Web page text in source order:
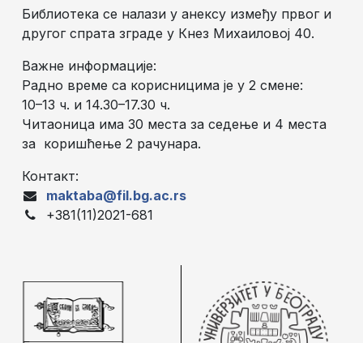
Библиотека се налази у анексу између првог и
другог спрата зграде у Кнез Михаиловој 40.
Важне информације:
Радно време са корисницима је у 2 смене:
10–13 ч. и 14.30–17.30 ч.
Читаоница има 30 места за седење и 4 места
за коришћење 2 рачунара.
Контакт:
maktaba@fil.bg.ac.rs
+381(11)2021-681